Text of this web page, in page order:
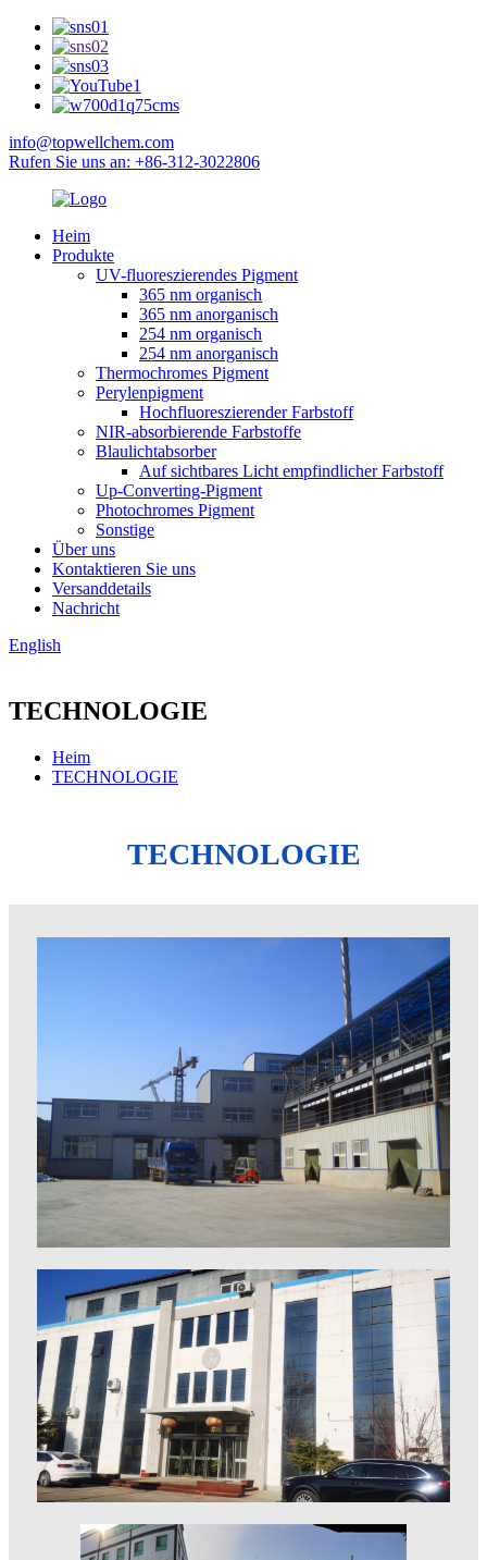
info@topwellchem.com
Rufen Sie uns an: +86-312-3022806
Heim
Produkte
UV-fluoreszierendes Pigment
365 nm organisch
365 nm anorganisch
254 nm organisch
254 nm anorganisch
Thermochromes Pigment
Perylenpigment
Hochfluoreszierender Farbstoff
NIR-absorbierende Farbstoffe
Blaulichtabsorber
Auf sichtbares Licht empfindlicher Farbstoff
Up-Converting-Pigment
Photochromes Pigment
Sonstige
Über uns
Kontaktieren Sie uns
Versanddetails
Nachricht
English
TECHNOLOGIE
Heim
TECHNOLOGIE
TECHNOLOGIE